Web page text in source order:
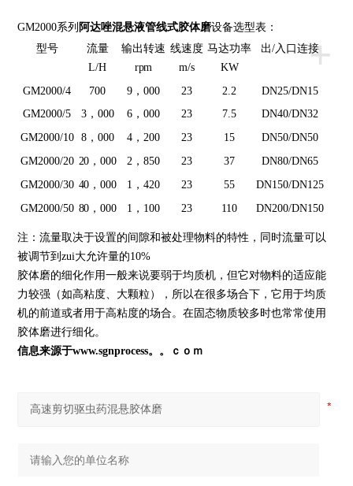
GM2000系列 阿达唑混悬液管线式胶体磨设备选型表：
+
型号
流量
L/H
输出转速
rpm
线速度
m/s
马达功率
KW
出/入口连接
GM2000/4 700 9，000 23 2.2 DN25/DN15
GM2000/5 3，000 6，000 23 7.5
DN40/DN32
GM2000/10 8，000 4，200 23 15
DN50/DN50
GM2000/20 20，000 2，850 23 37
DN80/DN65
GM2000/30 40，000 1，420 23 55 DN150/DN125
GM2000/50 80，000 1，100 23 110 DN200/DN150
注：流量取决于设置的间隙和被处理物料的特性，同时流量可以
被调节到zui大允许量的10%
胶体磨的细化作用一般来说要弱于均质机，但它对物料的适应能
力较强（如高粘度、大颗粒），所以在很多场合下，它用于均质
机的前道或者用于高粘度的场合。在固态物质较多时也常常使用
胶体磨进行细化。
信息来源于www.sgnprocess。。ｃｏｍ